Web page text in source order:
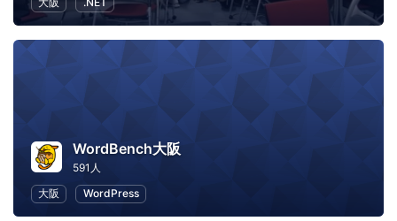
WordBench大阪
591人
大阪
WordPress